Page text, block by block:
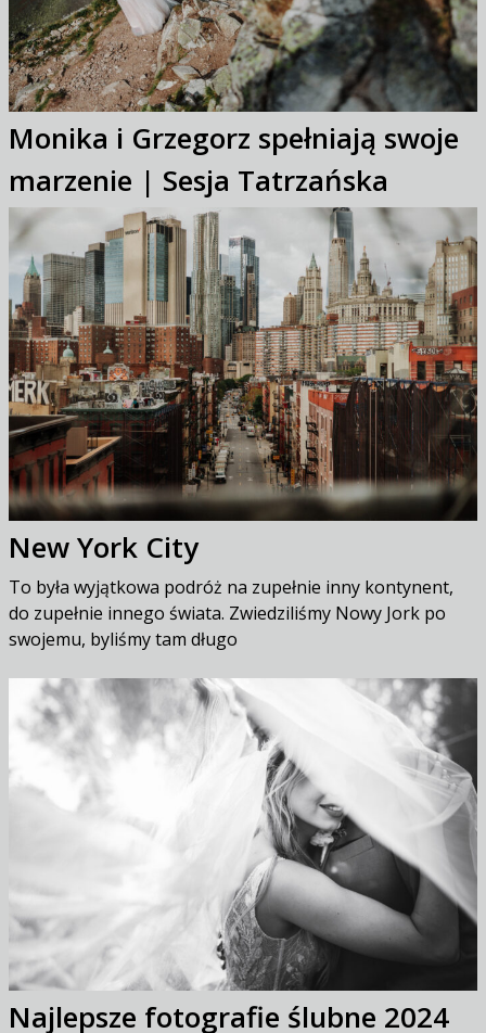
Monika i Grzegorz spełniają swoje
marzenie | Sesja Tatrzańska
New York City
To była wyjątkowa podróż na zupełnie inny kontynent,
do zupełnie innego świata. Zwiedziliśmy Nowy Jork po
swojemu, byliśmy tam długo
Najlepsze fotografie ślubne 2024